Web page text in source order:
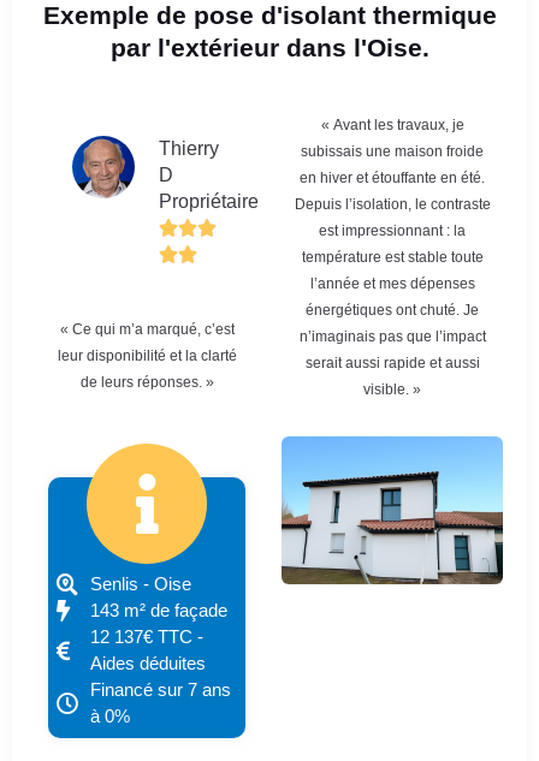
Exemple de pose d'isolant thermique
par l'extérieur dans l'Oise.
Thierry
D
Propriétaire
« Ce qui m’a marqué, c’est
leur disponibilité et la clarté
de leurs réponses. »
Senlis - Oise
143 m² de façade
12 137€ TTC -
Aides déduites
Financé sur 7 ans
à 0%
« Avant les travaux, je
subissais une maison froide
en hiver et étouffante en été.
Depuis l’isolation, le contraste
est impressionnant : la
température est stable toute
l’année et mes dépenses
énergétiques ont chuté. Je
n’imaginais pas que l’impact
serait aussi rapide et aussi
visible. »